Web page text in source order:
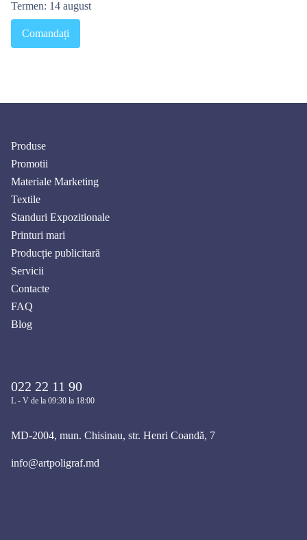
Termen: 14 august
Comandați
Produse
Promotii
Materiale Marketing
Textile
Standuri Expozitionale
Printuri mari
Producție publicitară
Servicii
Contacte
FAQ
Blog
022 22 11 90
L - V de la 09:30 la 18:00
MD-2004, mun. Chisinau, str. Henri Coandă, 7
info@artpoligraf.md